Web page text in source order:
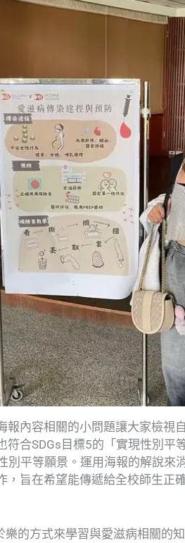
內容相關的小問題讓大家檢視
合SDGs目標5的「實現性別平
別平等願景。運用海報的解說來
旨在希望能傳遞給全校師生正
樂的方式來學習與愛滋病相關的